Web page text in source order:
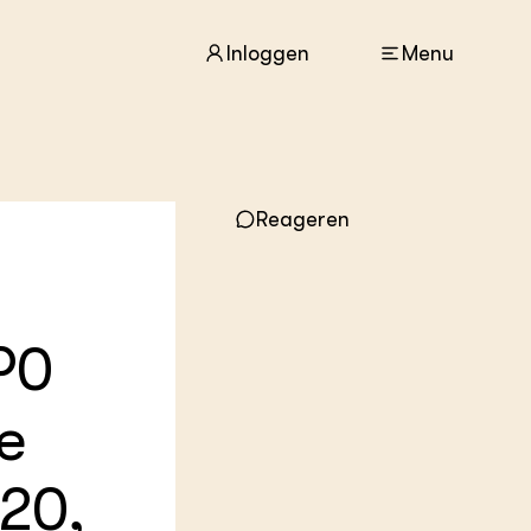
Inloggen Menu
Practoraten
Reageren